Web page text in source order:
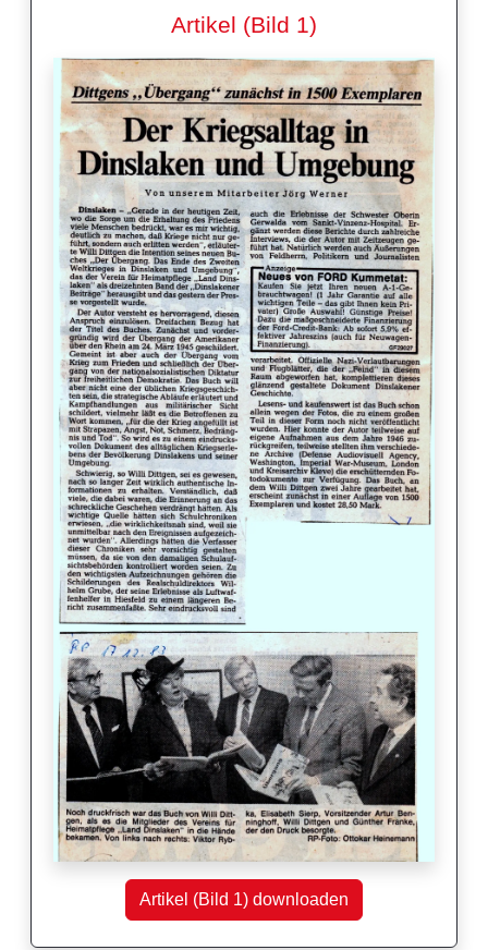
Artikel (Bild 1)
Artikel (Bild 1) downloaden